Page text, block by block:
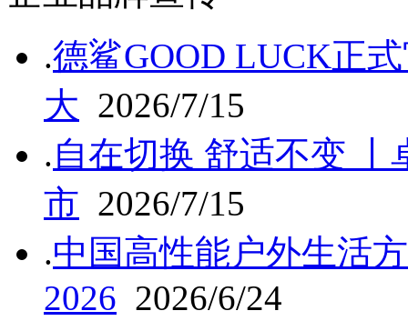
.德鲨GOOD LUCK正
大 2026/7/15
.自在切换 舒适不变
市 2026/7/15
.中国高性能户外生活
2026 2026/6/24